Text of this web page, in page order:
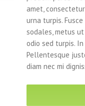
amet,
urna turpis.
sodales, metus
odio sed turpis.
Pellentesque
diam nec mi